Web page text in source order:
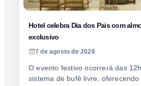
Hotel celebra Dia dos Pais com
exclusivo
7 de agosto de 2026
O evento festivo ocorrerá das
sistema de bufê livre,